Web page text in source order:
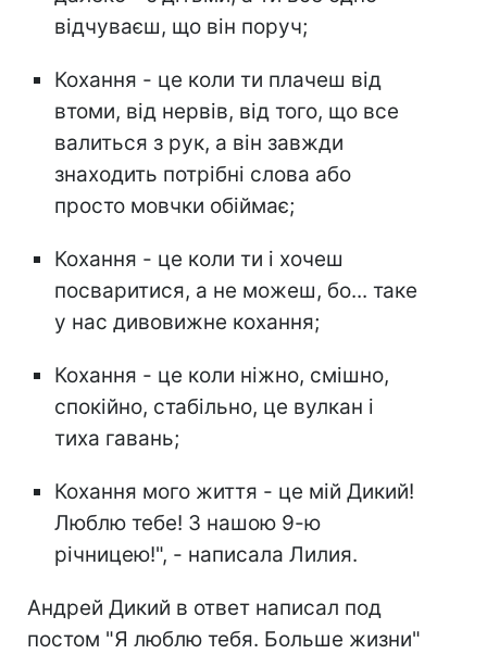
відчуваєш, що він поруч;
Кохання - це коли ти плачеш від
втоми, від нервів, від того, що все
валиться з рук, а він завжди
знаходить потрібні слова або
просто мовчки обіймає;
Кохання - це коли ти і хочеш
посваритися, а не можеш, бо... таке
у нас дивовижне кохання;
Кохання - це коли ніжно, смішно,
спокійно, стабільно, це вулкан і
тиха гавань;
Кохання мого життя - це мій Дикий!
Люблю тебе! З нашою 9-ю
річницею!", - написала Лилия.
Андрей Дикий в ответ написал под
постом "Я люблю тебя. Больше жизни"